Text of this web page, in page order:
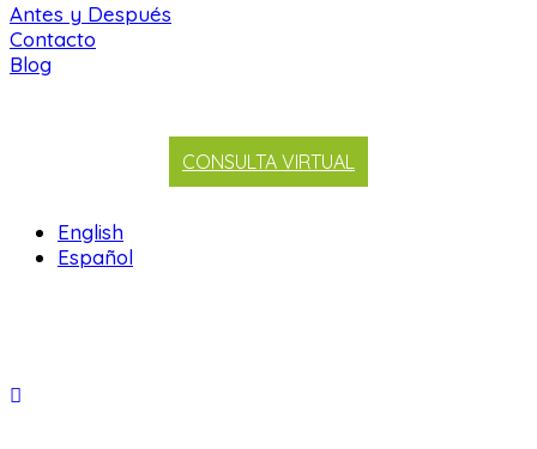
Antes y Después
Contacto
Blog
CONSULTA VIRTUAL
English
Español